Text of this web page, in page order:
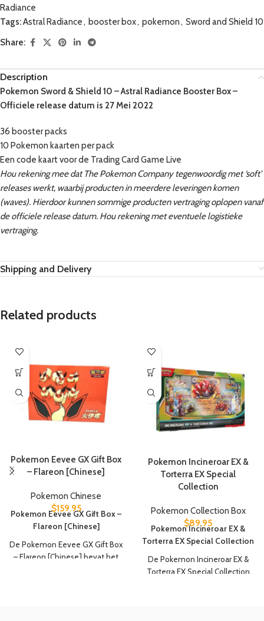
Radiance
Tags:Astral Radiance , booster box, pokemon , Sword and Shield 10
Share:
Description
Pokemon Sword & Shield 10 – Astral Radiance Booster Box –
Officiele release datum is 27 Mei 2022
36 booster packs
10 Pokemon kaarten per pack
Een code kaart voor de Trading Card Game Live
Hou rekening mee dat The Pokemon Company tegenwoordig met ‘soft’
releases werkt, waarbij producten in meerdere leveringen komen
(waves). Hierdoor kunnen sommige producten vertraging oplopen vanaf
de officiele release datum. Hou rekening met eventuele logistieke
vertraging.
Shipping and Delivery
Related products
Pokemon Eevee GX Gift Box
– Flareon [Chinese]
Pokemon Chinese
$159.95
Pokemon Eevee GX Gift Box –
Flareon [Chinese]
De Pokemon Eevee GX Gift Box
– Flareon [Chinese] bevat het
Pokemon Incineroar EX &
Torterra EX Special
Collection
Pokemon Collection Box
$89.95
Pokemon Incineroar EX &
Torterra EX Special Collection
De Pokemon Incineroar EX &
Torterra EX Special Collection